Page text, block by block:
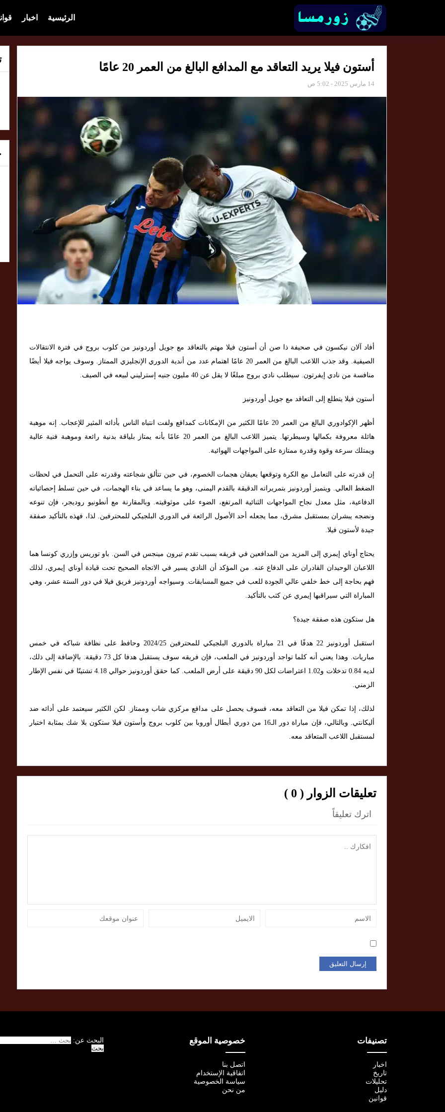
الرئيسية اخبار
أستون فيلا يريد التعاقد مع المدافع البالغ من العمر 20 عامًا
14 مارس 2025 - 5:02 ص
أفاد آلان نيكسون في صحيفة ذا صن أن أستون فيلا مهتم بالتعاقد مع جويل أوردونيز من كلوب بروج في فترة الانتقالات
الصيفية. وقد جذب اللاعب البالغ من العمر 20 عامًا اهتمام عدد من أندية الدوري الإنجليزي الممتاز. وسوف يواجه فيلا أيضًا
منافسة من نادي إيفرتون. سيطلب نادي بروج مبلغًا لا يقل عن 40 مليون جنيه إسترليني لبيعه في الصيف.
أستون فيلا يتطلع إلى التعاقد مع جويل أوردونيز
أظهر الإكوادوري البالغ من العمر 20 عامًا الكثير من الإمكانات كمدافع ولفت انتباه الناس بأدائه المثير للإعجاب. إنه موهبة
هائلة معروفة بكمالها وسيطرتها. يتميز اللاعب البالغ من العمر 20 عامًا بأنه يمتاز بلياقة بدنية رائعة وموهبة فنية عالية
ويمتلك سرعة وقوة وقدرة ممتازة على المواجهات الهوائية.
إن قدرته على التعامل مع الكرة وتوقعها يعيقان هجمات الخصوم، في حين تتألق شجاعته وقدرته على التحمل في لحظات
الضغط العالي. ويتميز أوردونيز بتمريراته الدقيقة بالقدم اليمنى، وهو ما يساعد في بناء الهجمات، في حين تسلط إحصائياته
الدفاعية، مثل معدل نجاح المواجهات الثنائية المرتفع، الضوء على موثوقيته. وبالمقارنة مع أنطونيو روديجر، فإن تنوعه
ونضجه يبشران بمستقبل مشرق، مما يجعله أحد الأصول الرائعة في الدوري البلجيكي للمحترفين. لذا، فهذه بالتأكيد صفقة
جيدة لأستون فيلا.
يحتاج أوناي إيمري إلى المزيد من المدافعين في فريقه بسبب تقدم تيرون مينجس في السن. باو توريس وإزري كونسا هما
اللاعبان الوحيدان القادران على الدفاع عنه. من المؤكد أن النادي يسير في الاتجاه الصحيح تحت قيادة أوناي إيمري، لذلك
فهم بحاجة إلى خط خلفي عالي الجودة للعب في جميع المسابقات. وسيواجه أوردونيز فريق فيلا في دور الستة عشر، وهي
المباراة التي سيراقبها إيمري عن كثب بالتأكيد.
هل ستكون هذه صفقة جيدة؟
استقبل أوردونيز 22 هدفًا في 21 مباراة بالدوري البلجيكي للمحترفين 2024/25 وحافظ على نظافة شباكه في خمس
مباريات. وهذا يعني أنه كلما تواجد أوردونيز في الملعب، فإن فريقه سوف يستقبل هدفا كل 73 دقيقة. بالإضافة إلى ذلك،
لديه 0.84 تدخلات و1.02 اعتراضات لكل 90 دقيقة على أرض الملعب. كما حقق أوردونيز حوالي 4.18 تشتيتًا في نفس الإطار
الزمني.
لذلك، إذا تمكن فيلا من التعاقد معه، فسوف يحصل على مدافع مركزي شاب وممتاز. لكن الكثير سيعتمد على أدائه ضد
أليكانتي. وبالتالي، فإن مباراة دور الـ16 من دوري أبطال أوروبا بين كلوب بروج وأستون فيلا ستكون بلا شك بمثابة اختبار
لمستقبل اللاعب المتعاقد معه.
تعليقات الزوار ( 0 )
اترك تعليقاً
تصنيفات
اخبار
تاريخ
تحليلات
دليل
قوانين
خصوصية الموقع
اتصل بنا
اتفاقية الإستخدام
سياسة الخصوصية
من نحن
البحث عن: